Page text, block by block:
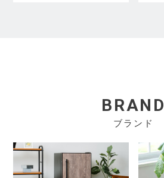
BRAND
ブランド